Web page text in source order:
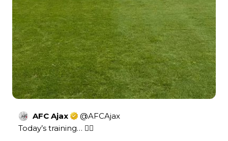
AFC Ajax @AFCAjax
Today’s training… 😮‍💨